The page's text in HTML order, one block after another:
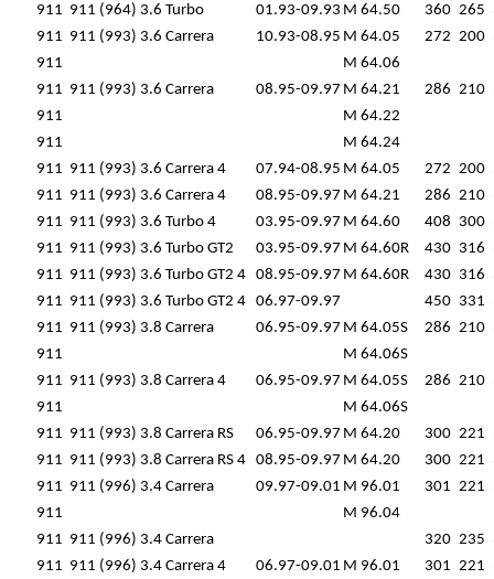
911 911 (964) 3.6 Turbo 01.93-09.93 M 64.50 360 265
911 911 (993) 3.6 Carrera 10.93-08.95 M 64.05 272 200
911
M 64.06
911 911 (993) 3.6 Carrera 08.95-09.97 M 64.21 286 210
911
M 64.22
911
M 64.24
911 911 (993) 3.6 Carrera 4 07.94-08.95 M 64.05 272 200
911 911 (993) 3.6 Carrera 4 08.95-09.97 M 64.21 286 210
911 911 (993) 3.6 Turbo 4 03.95-09.97 M 64.60 408 300
911 911 (993) 3.6 Turbo GT2 03.95-09.97 M 64.60R 430 316
911 911 (993) 3.6 Turbo GT2 4 08.95-09.97 M 64.60R 430 316
911 911 (993) 3.6 Turbo GT2 4 06.97-09.97 450 331
911 911 (993) 3.8 Carrera 06.95-09.97 M 64.05S 286 210
911
M 64.06S
911 911 (993) 3.8 Carrera 4 06.95-09.97 M 64.05S 286 210
911
M 64.06S
911 911 (993) 3.8 Carrera RS 06.95-09.97 M 64.20 300 221
911 911 (993) 3.8 Carrera RS 4 08.95-09.97 M 64.20 300 221
911 911 (996) 3.4 Carrera 09.97-09.01 M 96.01 301 221
911
M 96.04
911 911 (996) 3.4 Carrera 320 235
911 911 (996) 3.4 Carrera 4 06.97-09.01 M 96.01 301 221